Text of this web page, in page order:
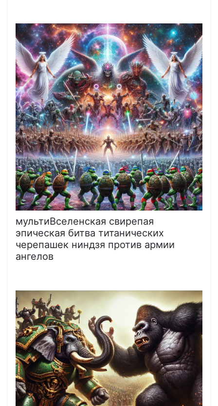
мультиВселенская свирепая
эпическая битва титанических
черепашек ниндзя против армии
ангелов